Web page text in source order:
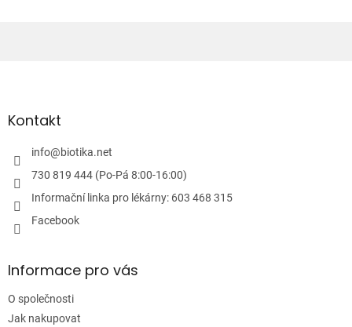
aKontakt
info@biotika.net
730 819 444 (Po-Pá 8:00-16:00)
Informační linka pro lékárny: 603 468 315
Facebook
Informace pro vás
O společnosti
Jak nakupovat